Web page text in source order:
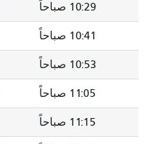
10:29 صباحاً
10:41 صباحاً
10:53 صباحاً
11:05 صباحاً
11:15 صباحاً